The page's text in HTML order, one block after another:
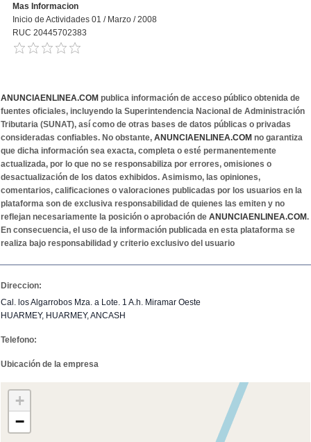
Mas Informacion
Inicio de Actividades 01 / Marzo / 2008
RUC 20445702383
ANUNCIAENLINEA.COM publica información de acceso público obtenida de
fuentes oficiales, incluyendo la Superintendencia Nacional de Administración
Tributaria (SUNAT), así como de otras bases de datos públicas o privadas
consideradas confiables. No obstante, ANUNCIAENLINEA.COM no garantiza
que dicha información sea exacta, completa o esté permanentemente
actualizada, por lo que no se responsabiliza por errores, omisiones o
desactualización de los datos exhibidos. Asimismo, las opiniones,
comentarios, calificaciones o valoraciones publicadas por los usuarios en la
plataforma son de exclusiva responsabilidad de quienes las emiten y no
reflejan necesariamente la posición o aprobación de ANUNCIAENLINEA.COM.
En consecuencia, el uso de la información publicada en esta plataforma se
realiza bajo responsabilidad y criterio exclusivo del usuario
Direccion:
Cal. los Algarrobos Mza. a Lote. 1 A.h. Miramar Oeste
HUARMEY, HUARMEY, ANCASH
Telefono:
Ubicación de la empresa
+
−